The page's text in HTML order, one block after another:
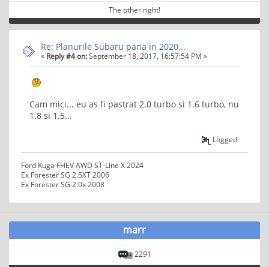
The other right!
Re: Planurile Subaru pana in 2020...
« Reply #4 on:September 18, 2017, 16:57:54 PM »
Cam mici... eu as fi pastrat 2.0 turbo si 1.6 turbo, nu
1.8 si 1.5...
Logged
Ford Kuga FHEV AWD ST-Line X 2024
Ex Forester SG 2.5XT 2006
Ex Forester SG 2.0x 2008
marr
2291